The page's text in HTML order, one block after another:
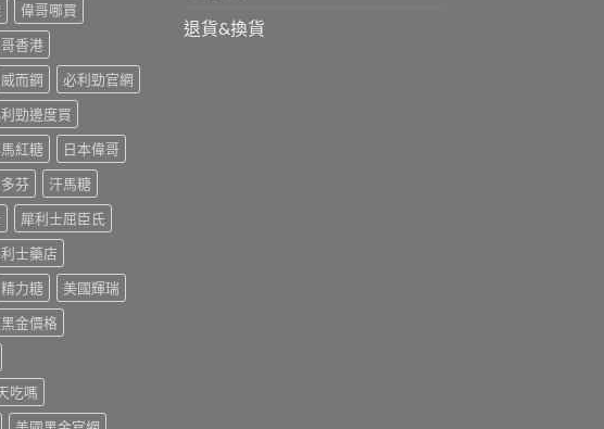
偉哥哪買
香港
威而鋼
必利勁官網
勁邊度買
紅糖
日本偉哥
芬
汗馬糖
犀利士屈臣氏
士藥店
精力糖
美國輝瑞
金價格
吃嗎
退貨&換貨